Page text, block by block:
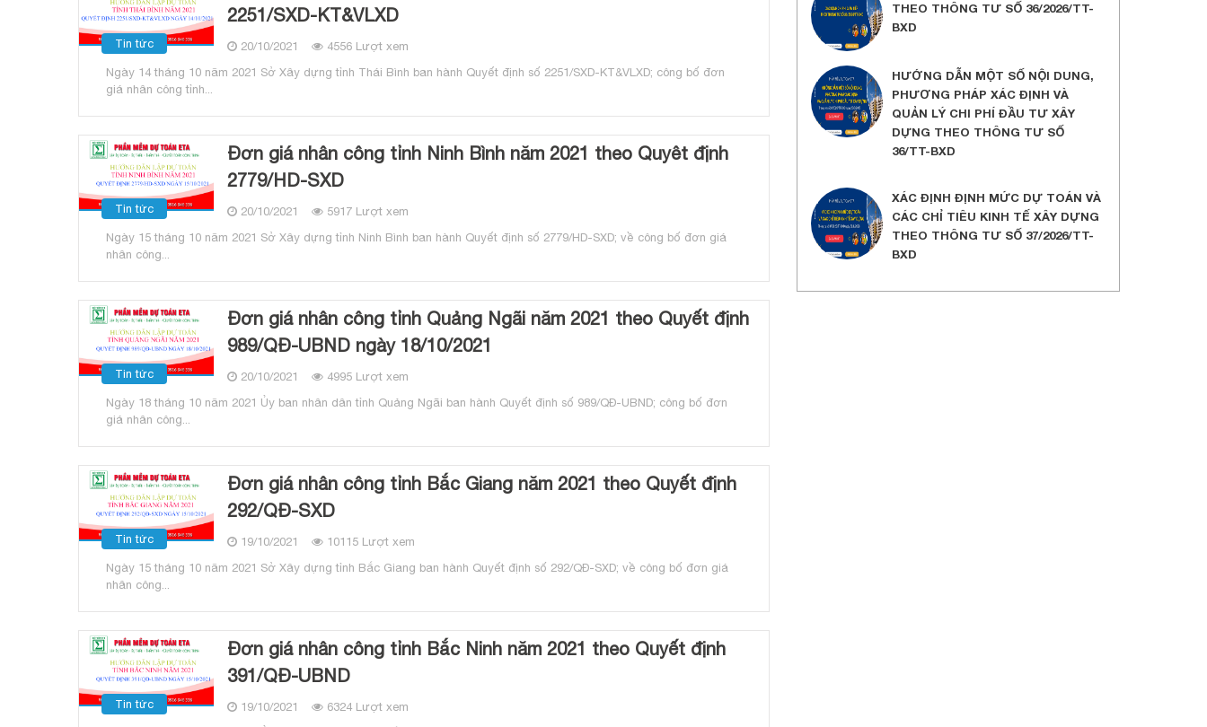
Tin tức
2251/SXD-KT&VLXD
20/10/2021
4556 Lượt xem
Ngày 14 tháng 10 năm 2021 Sở Xây dựng tỉnh Thái Bình ban hành Quyết định số 2251/SXD-KT&VLXD; công bố đơn
giá nhân công tỉnh...
Tin tức
Đơn giá nhân công tỉnh Ninh Bình năm 2021 theo Quyêt định
2779/HD-SXD
20/10/2021
5917 Lượt xem
Ngày 15 tháng 10 năm 2021 Sở Xây dựng tỉnh Ninh Bình ban hành Quyết định số 2779/HD-SXD; về công bố đơn giá
nhân công...
Tin tức
Đơn giá nhân công tỉnh Quảng Ngãi năm 2021 theo Quyết định
989/QĐ-UBND ngày 18/10/2021
20/10/2021
4995 Lượt xem
Ngày 18 tháng 10 năm 2021 Ủy ban nhân dân tỉnh Quảng Ngãi ban hành Quyết định số 989/QĐ-UBND; công bố đơn
giá nhân công...
Tin tức
Đơn giá nhân công tỉnh Bắc Giang năm 2021 theo Quyết định
292/QĐ-SXD
19/10/2021
10115 Lượt xem
Ngày 15 tháng 10 năm 2021 Sở Xây dựng tỉnh Bắc Giang ban hành Quyết định số 292/QĐ-SXD; về công bố đơn giá
nhân công...
Tin tức
Đơn giá nhân công tỉnh Bắc Ninh năm 2021 theo Quyết định
391/QĐ-UBND
19/10/2021
6324 Lượt xem
THEO THÔNG TƯ SỐ 36/2026/TT-
BXD
HƯỚNG DẪN MỘT SỐ NỘI DUNG,
PHƯƠNG PHÁP XÁC ĐỊNH VÀ
QUẢN LÝ CHI PHÍ ĐẦU TƯ XÂY
DỰNG THEO THÔNG TƯ SỐ
36/TT-BXD
XÁC ĐỊNH ĐỊNH MỨC DỰ TOÁN VÀ
CÁC CHỈ TIÊU KINH TẾ XÂY DỰNG
THEO THÔNG TƯ SỐ 37/2026/TT-
BXD